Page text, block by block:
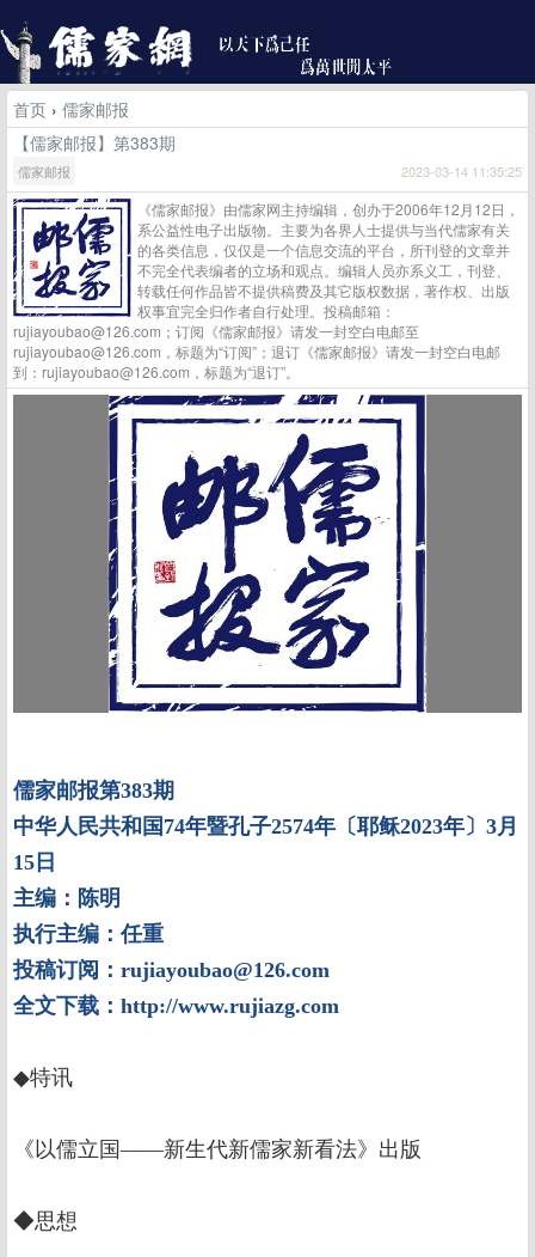
首页 › 儒家邮报
【儒家邮报】第383期
儒家邮报 2023-03-14 11:35:25
《儒家邮报》由儒家网主持编辑，创办于2006年12月12日，
系公益性电子出版物。主要为各界人士提供与当代儒家有关
的各类信息，仅仅是一个信息交流的平台，所刊登的文章并
不完全代表编者的立场和观点。编辑人员亦系义工，刊登、
转载任何作品皆不提供稿费及其它版权数据，著作权、出版
权事宜完全归作者自行处理。投稿邮箱：
rujiayoubao@126.com；订阅《儒家邮报》请发一封空白电邮至
rujiayoubao@126.com，标题为“订阅”；退订《儒家邮报》请发一封空白电邮
到：rujiayoubao@126.com，标题为“退订”。
儒家邮报第383期
中华人民共和国74年暨孔子2574年〔耶稣2023年〕3月
15日
主编：陈明
执行主编：任重
投稿订阅：rujiayoubao@126.com
全文下载：http://www.rujiazg.com
◆特讯
《以儒立国——新生代新儒家新看法》出版
◆思想